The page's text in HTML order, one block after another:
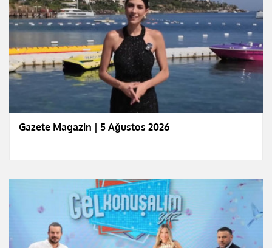
Gazete Magazin | 5 Ağustos 2026